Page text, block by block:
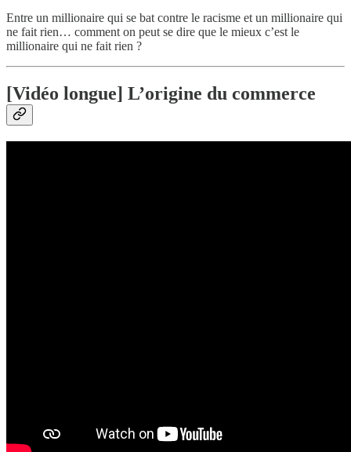
Entre un millionaire qui se bat contre le racisme et un millionaire qui
ne fait rien… comment on peut se dire que le mieux c’est le
millionaire qui ne fait rien ?
[Vidéo longue] L’origine du commerce